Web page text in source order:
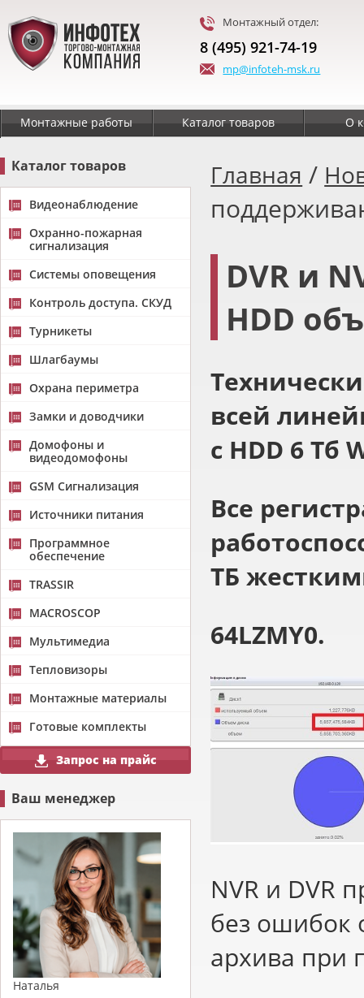
Монтажный отдел:
8 (495) 921-74-19
mp@infoteh-msk.ru
Монтажные работы Каталог товаров О
Каталог товаров
Видеонаблюдение
Охранно-пожарная
сигнализация
Системы оповещения
Контроль доступа. СКУД
Турникеты
Шлагбаумы
Охрана периметра
Замки и доводчики
Домофоны и
видеодомофоны
GSM Сигнализация
Источники питания
Программное
обеспечение
TRASSIR
MACROSCOP
Мультимедиа
Тепловизоры
Монтажные материалы
Готовые комплекты
Запрос на прайс
Ваш менеджер
Наталья
Главная /
DVR и
HDD
всей
с HDD 6 Тб
Все
ТБ
64LZMY0.
NVR и DVR
без ошибок
архива при